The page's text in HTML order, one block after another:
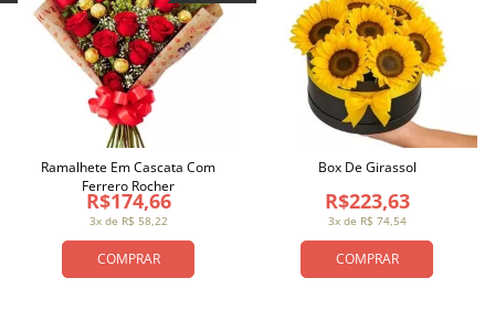
COMPRAR
3x de R$ 58,22
R$174,66
Ramalhete Em Cascata Com
Ferrero Rocher
COMPRAR
3x de R$ 74,54
R$223,63
Box De Girassol